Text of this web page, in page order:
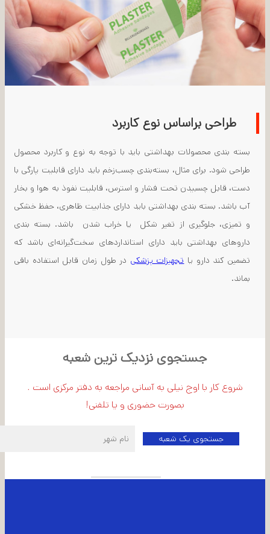
طراحی براساس نوع کاربرد
بسته بندی محصولات بهداشتی باید با توجه به نوع و کاربرد محصول
طراحی شود. برای مثال، بسته‌بندی چسب‌زخم باید دارای قابلیت پارگی با
دست، قابل چسبیدن تحت فشار و استرس، قابلیت نفوذ به هوا و بخار
آب باشد. بسته بندی بهداشتی باید دارای جذابیت ظاهری، حفظ خشکی
و تمیزی، جلوگیری از تغیر شکل یا خراب شدن باشد. بسته بندی
داروهای بهداشتی باید دارای استانداردهای سخت‌گیرانه‌ای باشد که
تضمین کند دارو یاتجهیزات پزشکی در طول زمان قابل استفاده باقی
بماند.
جستجوی نزدیک ترین شعبه
شروع کار با اوج نیلی به آسانی مراجعه به دفتر مرکزی است .
بصورت حضوری و یا تلفنی!